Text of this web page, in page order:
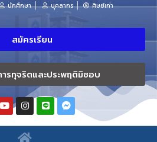
นักศึกษา บุคลากร ศิษย์เก่า
สมัครเรียน
ารทุจริตและประพฤติมิชอบ